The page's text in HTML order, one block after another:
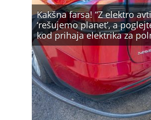
Kakšna farsa! “Z elektro avti
‘rešujemo planet’, a
kod prihaja elektrika za